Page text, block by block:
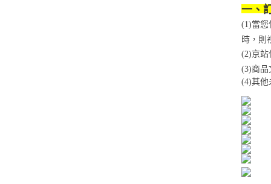
一、
(1)當您
時，則
(2)京站
(3)商品
(4)其他